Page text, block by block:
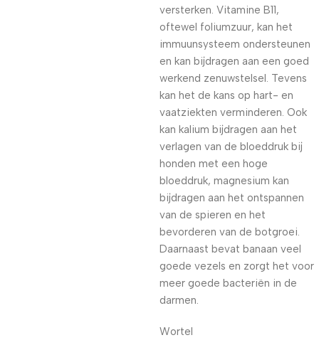
versterken. Vitamine B11,
oftewel foliumzuur, kan het
immuunsysteem ondersteunen
en kan bijdragen aan een goed
werkend zenuwstelsel. Tevens
kan het de kans op hart- en
vaatziekten verminderen. Ook
kan kalium bijdragen aan het
verlagen van de bloeddruk bij
honden met een hoge
bloeddruk, magnesium kan
bijdragen aan het ontspannen
van de spieren en het
bevorderen van de botgroei.
Daarnaast bevat banaan veel
goede vezels en zorgt het voor
meer goede bacteriën in de
darmen.
Wortel